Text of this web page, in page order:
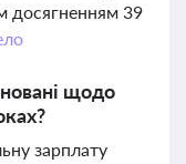
досягненням 39
щодо
зарплату